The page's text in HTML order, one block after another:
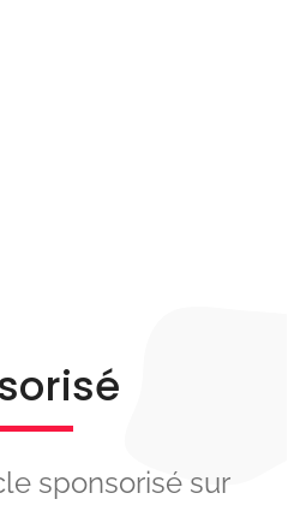
sponsorisé sur